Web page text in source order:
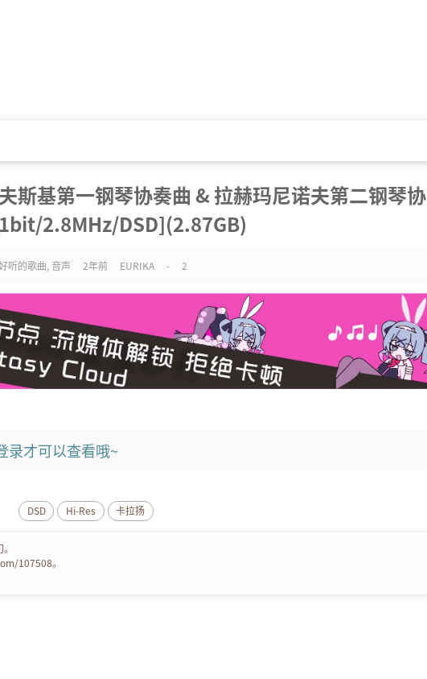
斯基第一钢琴协奏曲 & 拉赫玛尼诺夫第二钢琴协
2.8MHz/DSD](2.87GB)
听的歌曲,音声 2年前 EURIKA - 2
录才可以查看哦~
DSD Hi-Res 卡拉扬
。
107508。